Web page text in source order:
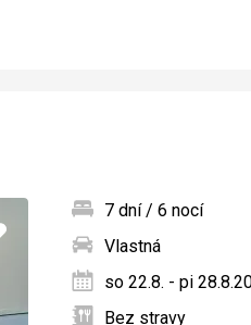
Pridať
7 dní / 6 nocí
Vlastná
so 22.8. - pi
Bez stravy